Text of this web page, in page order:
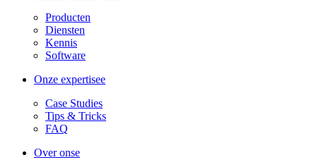
Producten
Diensten
Kennis
Software
Onze expertise
Case Studies
Tips & Tricks
FAQ
Over ons